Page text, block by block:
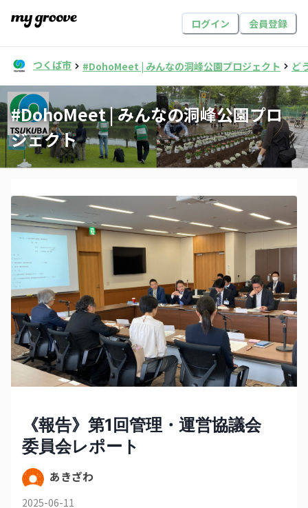
ログイン 会員登録
つくば市 #DohoMeet | みんなの洞峰公園プロジェクト ど
#DohoMeet | みんなの洞峰公園プロ
ジェクト
《報告》第1回管理・運営協議会
委員会レポート
あきざわ
2025-06-11